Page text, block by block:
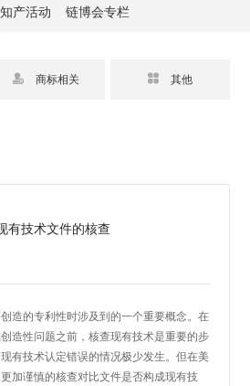
知产活动 链博会专栏
 商标相关  其他
有技术文件的核查
造的专利性时涉及到的一个重要概念。在
造性问题之前，核查现有技术是重要的步
有技术认定错误的情况极少发生。但在美
加谨慎的核查对比文件是否构成现有技